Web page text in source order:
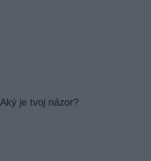
Aký je tvoj názor?